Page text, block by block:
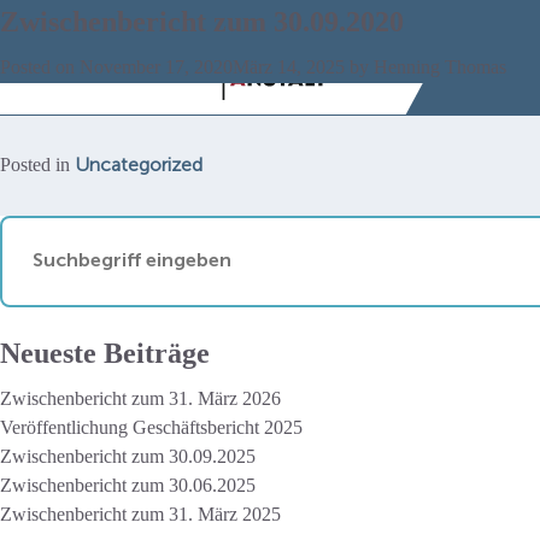
Monat:November 2020
Zwischenbericht zum 30.09.2020
Posted on November 17, 2020März 14, 2025 by Henning Thomas
Posted in Uncategorized
Neueste Beiträge
Zwischenbericht zum 31. März 2026
Veröffentlichung Geschäftsbericht 2025
Zwischenbericht zum 30.09.2025
Zwischenbericht zum 30.06.2025
Zwischenbericht zum 31. März 2025